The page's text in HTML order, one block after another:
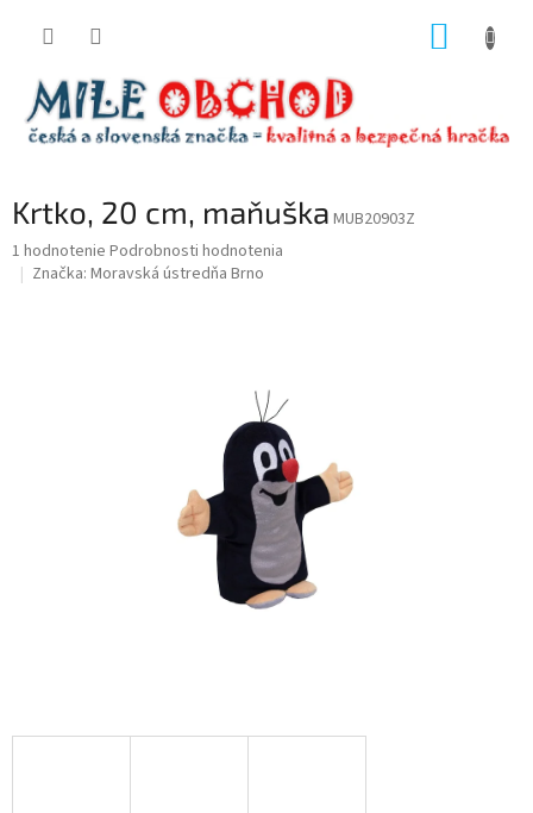
Krtko, 20 cm, maňuška MUB20903Z
Priemerné
hodnotenie
1 hodnotenie Podrobnosti hodnotenia
Značka: Moravská ústredňa Brno